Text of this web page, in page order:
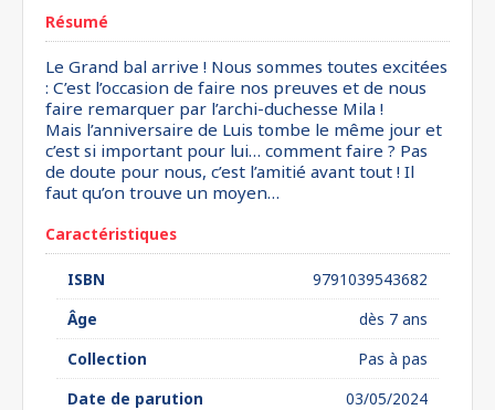
Résumé
Le Grand bal arrive ! Nous sommes toutes excitées
: C’est l’occasion de faire nos preuves et de nous
faire remarquer par l’archi-duchesse Mila !
Mais l’anniversaire de Luis tombe le même jour et
c’est si important pour lui… comment faire ? Pas
de doute pour nous, c’est l’amitié avant tout ! Il
faut qu’on trouve un moyen…
Caractéristiques
ISBN
9791039543682
Âge
dès 7 ans
Collection
Pas à pas
Date de parution
03/05/2024